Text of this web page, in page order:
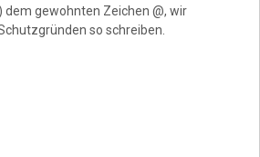
dem gewohnten Zeichen @, wir
so schreiben.